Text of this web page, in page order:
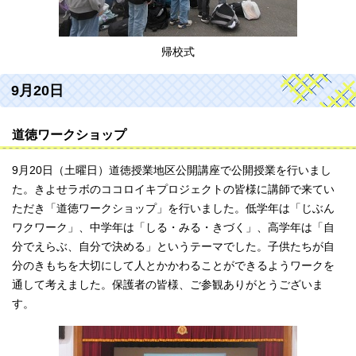
帰校式
9月20日
道徳ワークショップ
9月20日（土曜日）道徳授業地区公開講座で公開授業を行いまし
た。きよせラボのココロイキプロジェクトの皆様に講師で来てい
ただき「道徳ワークショップ」を行いました。低学年は「じぶん
ワクワーク」、中学年は「しる・みる・きづく」、高学年は「自
分でえらぶ、自分で決める」というテーマでした。子供たちが自
分のきもちを大切にして人とかかわることができるようワークを
通して考えました。保護者の皆様、ご参観ありがとうございま
す。